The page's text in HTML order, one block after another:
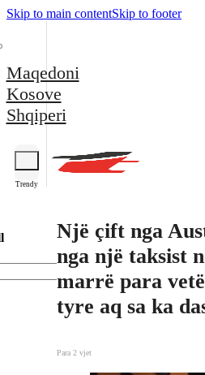
Skip to main contentSkip to footer
Maqedoni
Kosove
Shqiperi
Trendy
Një çift nga
nga një taksist
marrë para
tyre aq sa ka
Para 2 vjet